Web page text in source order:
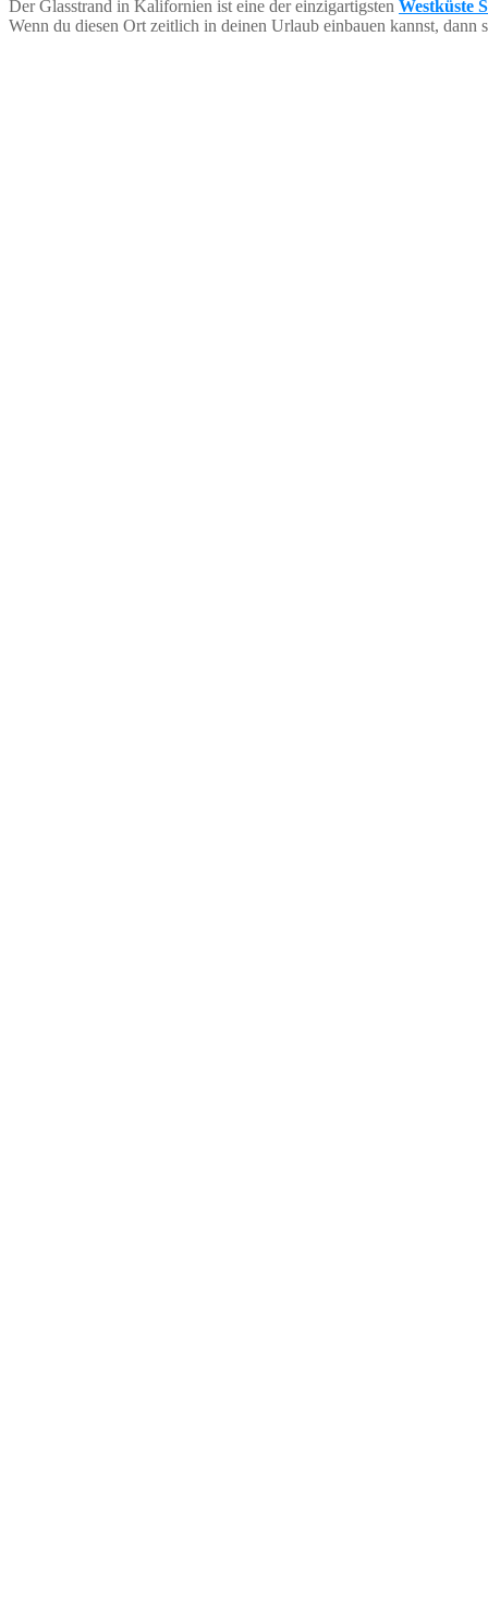
Der Glasstrand in Kalifornien ist eine der einzigartigsten Westküste
Wenn du diesen Ort zeitlich in deinen Urlaub einbauen kannst, dann